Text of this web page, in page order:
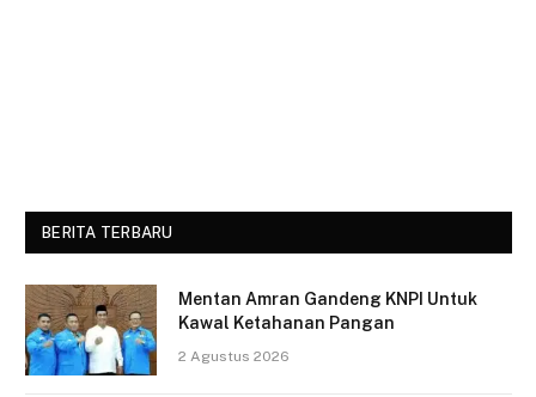
BERITA TERBARU
Mentan Amran Gandeng KNPI Untuk
Kawal Ketahanan Pangan
2 Agustus 2026